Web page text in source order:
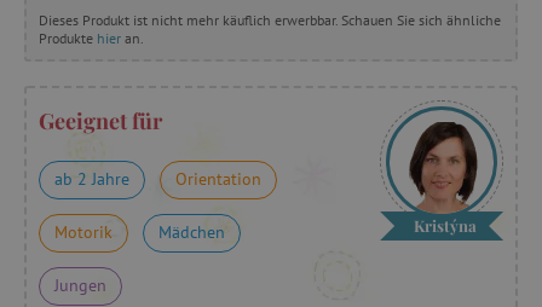
Dieses Produkt ist nicht mehr käuflich erwerbbar. Schauen Sie sich ähnliche
Produkte hier an.
Geeignet für
ab 2 Jahre Orientation
Motorik Mädchen
Jungen
Kristýna